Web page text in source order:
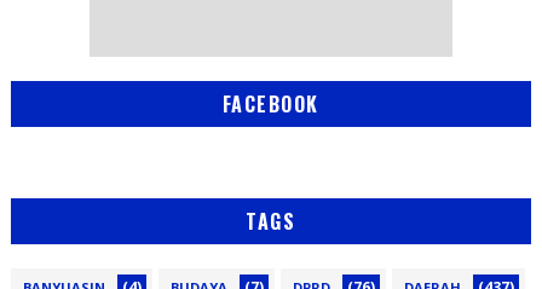
FACEBOOK
TAGS